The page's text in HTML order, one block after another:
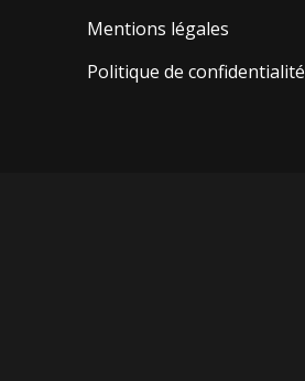
Mentions légales
Politique de confidentialité